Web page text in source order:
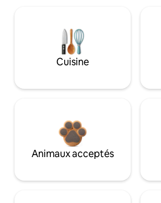
Cuisine
Animaux acceptés